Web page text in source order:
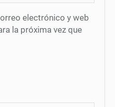
electrónico y web
la próxima vez que